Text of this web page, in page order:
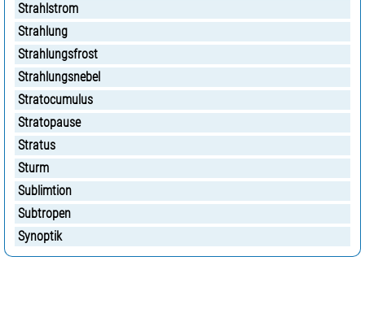
Strahlstrom
Strahlung
Strahlungsfrost
Strahlungsnebel
Stratocumulus
Stratopause
Stratus
Sturm
Sublimtion
Subtropen
Synoptik